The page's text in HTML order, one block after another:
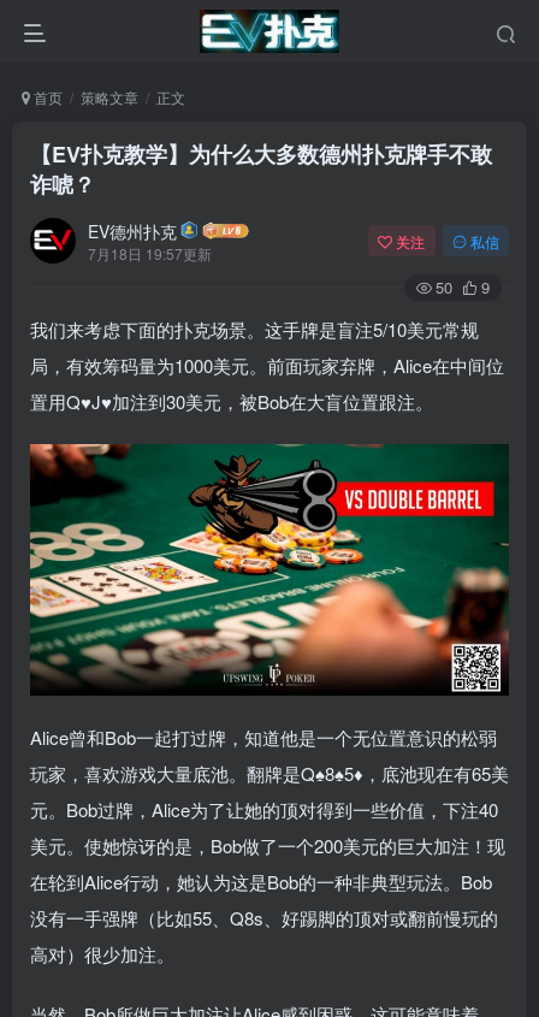
首页 策略文章 正文
【EV扑克教学】为什么大多数德州扑克牌手不敢
诈唬？
EV德州扑克
7月18日 19:57更新
关注 私信
50 9
我们来考虑下面的扑克场景。这手牌是盲注5/10美元常规
局，有效筹码量为1000美元。前面玩家弃牌，Alice在中间位
置用Q♥J♥加注到30美元，被Bob在大盲位置跟注。
Alice曾和Bob一起打过牌，知道他是一个无位置意识的松弱
玩家，喜欢游戏大量底池。翻牌是Q♠8♠5♦，底池现在有65美
元。Bob过牌，Alice为了让她的顶对得到一些价值，下注40
美元。使她惊讶的是，Bob做了一个200美元的巨大加注！现
在轮到Alice行动，她认为这是Bob的一种非典型玩法。Bob
没有一手强牌（比如55、Q8s、好踢脚的顶对或翻前慢玩的
高对）很少加注。